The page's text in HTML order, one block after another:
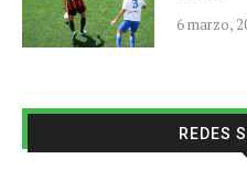
6 marzo,
REDES